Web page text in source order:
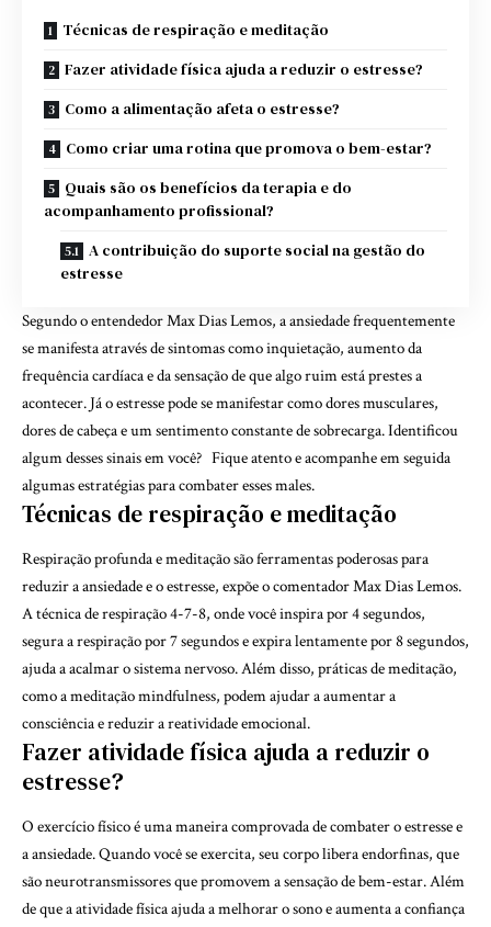
Técnicas de respiração e meditação
Fazer atividade física ajuda a reduzir o estresse?
Como a alimentação afeta o estresse?
Como criar uma rotina que promova o bem-estar?
Quais são os benefícios da terapia e do
acompanhamento profissional?
A contribuição do suporte social na gestão do
estresse
Segundo o entendedor Max Dias Lemos, a ansiedade frequentemente
se manifesta através de sintomas como inquietação, aumento da
frequência cardíaca e da sensação de que algo ruim está prestes a
acontecer. Já o estresse pode se manifestar como dores musculares,
dores de cabeça e um sentimento constante de sobrecarga. Identificou
algum desses sinais em você? Fique atento e acompanhe em seguida
algumas estratégias para combater esses males.
Técnicas de respiração e meditação
Respiração profunda e meditação são ferramentas poderosas para
reduzir a ansiedade e o estresse, expõe o comentador Max Dias Lemos.
A técnica de respiração 4-7-8, onde você inspira por 4 segundos,
segura a respiração por 7 segundos e expira lentamente por 8 segundos,
ajuda a acalmar o sistema nervoso. Além disso, práticas de meditação,
como a meditação mindfulness, podem ajudar a aumentar a
consciência e reduzir a reatividade emocional.
Fazer atividade física ajuda a reduzir o
estresse?
O exercício físico é uma maneira comprovada de combater o estresse e
a ansiedade. Quando você se exercita, seu corpo libera endorfinas, que
são neurotransmissores que promovem a sensação de bem-estar. Além
de que a atividade física ajuda a melhorar o sono e aumenta a confiança